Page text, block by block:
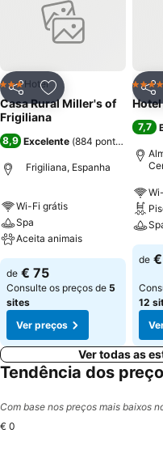
PartilharAdicionar aos
3 Estrelas
Hotel
Casa Rural Miller's of
Frigiliana
8,9 Excelente (884 pontuações
Frigiliana, Espanha
Wi-Fi grátis
Spa
Aceita animais
de € 75
Consulte os preços de 5
sites
Ver preços
4
7,7
de
12
Ver todas as
Tendência dos
Com base nos preços mais baixos
€ 0